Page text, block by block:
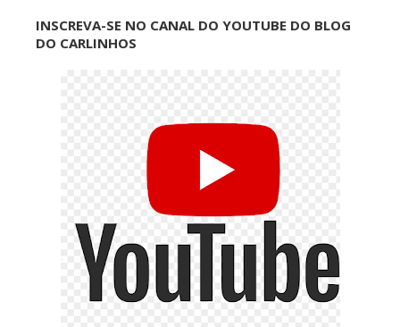
INSCREVA-SE NO CANAL DO YOUTUBE DO BLOG
DO CARLINHOS